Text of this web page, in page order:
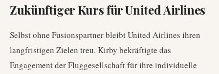
Zukünftiger Kurs für United Airlines
Selbst ohne Fusionspartner bleibt United Airlines ihren
langfristigen Zielen treu. Kirby bekräftigte das
Engagement der Fluggesellschaft für ihre individuelle